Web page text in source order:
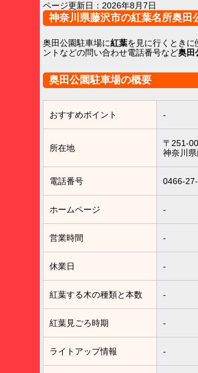
ページ更新日： 2026年8月7日
神奈川県藤沢市の紅葉名所奥田
奥田公園駐車場に紅葉を見に行くときに
ントなどの問い合わせ電話番号など奥田
奥田公園駐車場の概要
おすすめポイント -
所在地
〒251-
神奈川
電話番号 0466-
ホームページ -
営業時間 -
休業日 -
紅葉する木の種類と本数 -
紅葉見ごろ時期 -
ライトアップ情報 -